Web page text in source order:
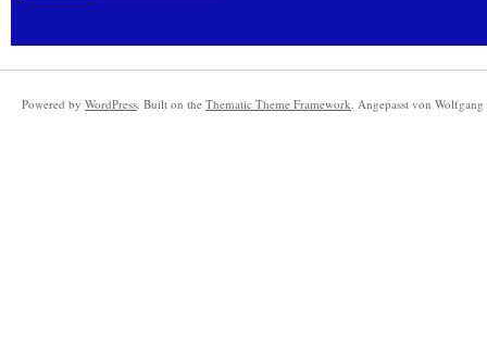
Powered by WordPress. Built on the Thematic Theme Framework. Angepasst von